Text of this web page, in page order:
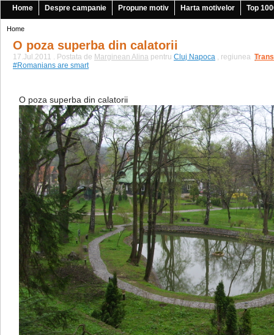
Home Despre campanie Propune motiv Harta motivelor Top
Home
O poza superba din calatorii
17.Jul.2011 . Postata de Marginean Alina pentru Cluj Napoca , regiunea |
#Romanians are smart
O poza superba din calatorii